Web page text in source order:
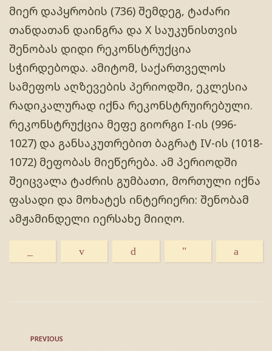
მიერ დაპყრობის (736) შემდეგ, ტაძარი
თანდათან დაინგრა და X საუკუნისთვის
შენობას დიდი რეკონსტრუქცია
სჭირდებოდა. ამიტომ, საქართველოს
სამეფოს აღზევების პერიოდში, ეკლესია
რადიკალურად იქნა რეკონსტრუირებული.
რეკონსტრუქცია მეფე გიორგი I-ის (996-
1027) და განსაკუთრებით ბაგრატ IV-ის (1018-
1072) მეფობას მიეწერება. ამ პერიოდში
შეიცვალა ტაძრის გუმბათი, მორთული იქნა
ფასადი და მოხატეს ინტერიერი: შენობამ
ამჟამინდელი იერსახე მიიღო.
PREVIOUS